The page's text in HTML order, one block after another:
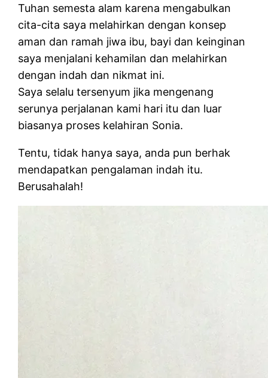
Tuhan semesta alam karena mengabulkan
cita-cita saya melahirkan dengan konsep
aman dan ramah jiwa ibu, bayi dan keinginan
saya menjalani kehamilan dan melahirkan
dengan indah dan nikmat ini.
Saya selalu tersenyum jika mengenang
serunya perjalanan kami hari itu dan luar
biasanya proses kelahiran Sonia.
Tentu, tidak hanya saya, anda pun berhak
mendapatkan pengalaman indah itu.
Berusahalah!